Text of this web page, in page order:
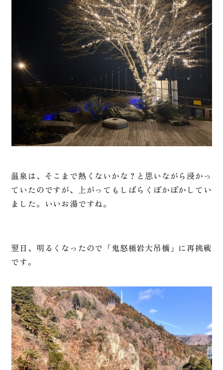
温泉は、そこまで熱くないかな？と思いながら浸かっ
ていたのですが、上がってもしばらくぽかぽかしてい
ました。いいお湯ですね。
翌日、明るくなったので「鬼怒楯岩大吊橋」に再挑戦
です。